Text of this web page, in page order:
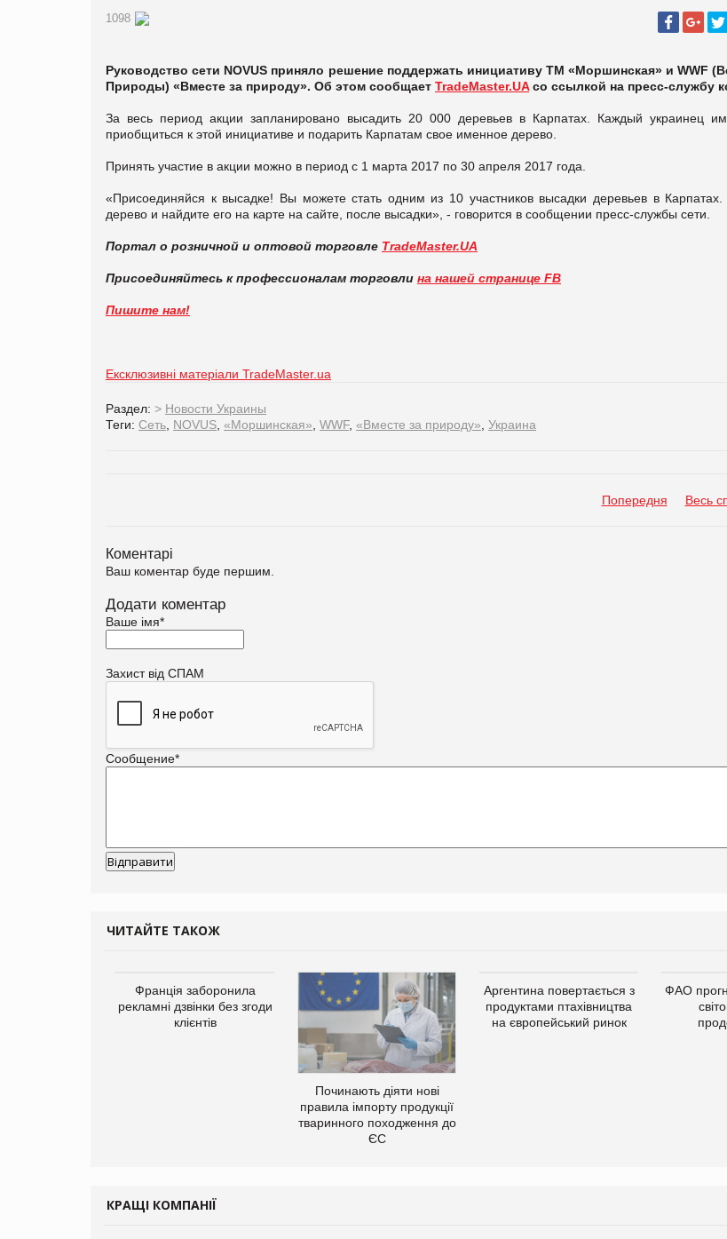
1098
Руководство сети NOVUS приняло решение поддержать инициативу ТМ «Моршинская» и WWF
Природы) «Вместе за природу». Об этом сообщает TradeMaster.UAсо ссылкой на пресс-службу
За весь период акции запланировано высадить 20 000 деревьев в Карпатах. Каждый украинец
приобщиться к этой инициативе и подарить Карпатам свое именное дерево.
Принять участие в акции можно в период с 1 марта 2017 по 30 апреля 2017 года.
«Присоединяйся к высадке! Вы можете стать одним из 10 участников высадки деревьев в
дерево и найдите его на карте на сайте, после высадки», - говорится в сообщении пресс-службы сети.
Портал о розничной и оптовой торговле TradeMaster.UA
Присоединяйтесь к профессионалам торговли на нашей странице FB
Пишите нам!
Ексклюзивні матеріали TradeMaster.ua
Раздел: > Новости Украины
Теги: Сеть NOVUS «Моршинская» WWF, «Вместе за природу» Украина
Попередня Весь
Коментарі
Ваш коментар буде першим.
Додати коментар
Ваше імя*
Захист від СПАМ
Сообщение*
ЧИТАЙТЕ ТАКОЖ
Франція заборонила
рекламні дзвінки без згоди
клієнтів
Починають діяти нові
правила імпорту продукції
тваринного походження до
ЄС
Аргентина повертається з
продуктами птахівництва
на європейський ринок
ФАО
КРАЩІ КОМПАНІЇ